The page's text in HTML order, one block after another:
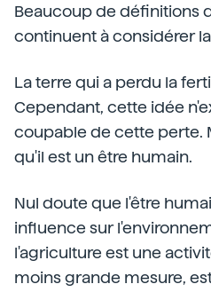
Beaucoup de définitions
continuent à considérer
La terre qui a perdu la
Cependant, cette idée
coupable de cette perte.
qu'il est un être humain.
Nul doute que l'être
influence sur
l'agriculture est une
moins grande mesure,